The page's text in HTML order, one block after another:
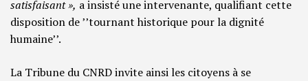
satisfaisant », a insisté une intervenante, qualifiant cette
disposition de ’’tournant historique pour la dignité
humaine’’.
La Tribune du CNRD invite ainsi les citoyens à se